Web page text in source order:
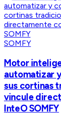
SOMFY
Motor
automatizar
sus cortinas
vincule
InteO SOMFY